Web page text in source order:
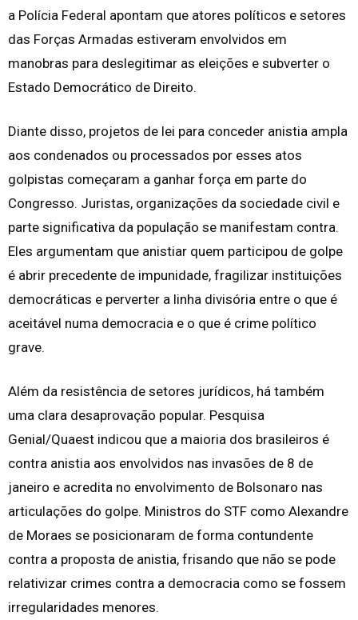
a Polícia Federal apontam que atores políticos e setores
das Forças Armadas estiveram envolvidos em
manobras para deslegitimar as eleições e subverter o
Estado Democrático de Direito.
Diante disso, projetos de lei para conceder anistia ampla
aos condenados ou processados por esses atos
golpistas começaram a ganhar força em parte do
Congresso. Juristas, organizações da sociedade civil e
parte significativa da população se manifestam contra.
Eles argumentam que anistiar quem participou de golpe
é abrir precedente de impunidade, fragilizar instituições
democráticas e perverter a linha divisória entre o que é
aceitável numa democracia e o que é crime político
grave.
Além da resistência de setores jurídicos, há também
uma clara desaprovação popular. Pesquisa
Genial/Quaest indicou que a maioria dos brasileiros é
contra anistia aos envolvidos nas invasões de 8 de
janeiro e acredita no envolvimento de Bolsonaro nas
articulações do golpe. Ministros do STF como Alexandre
de Moraes se posicionaram de forma contundente
contra a proposta de anistia, frisando que não se pode
relativizar crimes contra a democracia como se fossem
irregularidades menores.